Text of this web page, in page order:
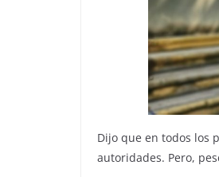
Dijo que en todos los
autoridades. Pero,